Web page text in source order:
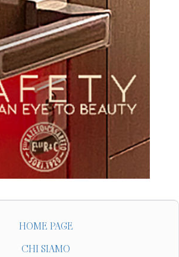
HOME PAGE
CHI SIAMO